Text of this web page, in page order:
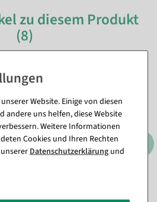
zu diesem Produkt
(8)
Website. Einige von diesen
andere uns helfen, diese Website
Weitere Informationen
Cookies und Ihren Rechten
Daten­schutz­erklärung und